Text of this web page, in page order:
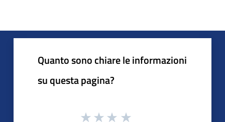
Quanto sono chiare le informazioni
su questa pagina?